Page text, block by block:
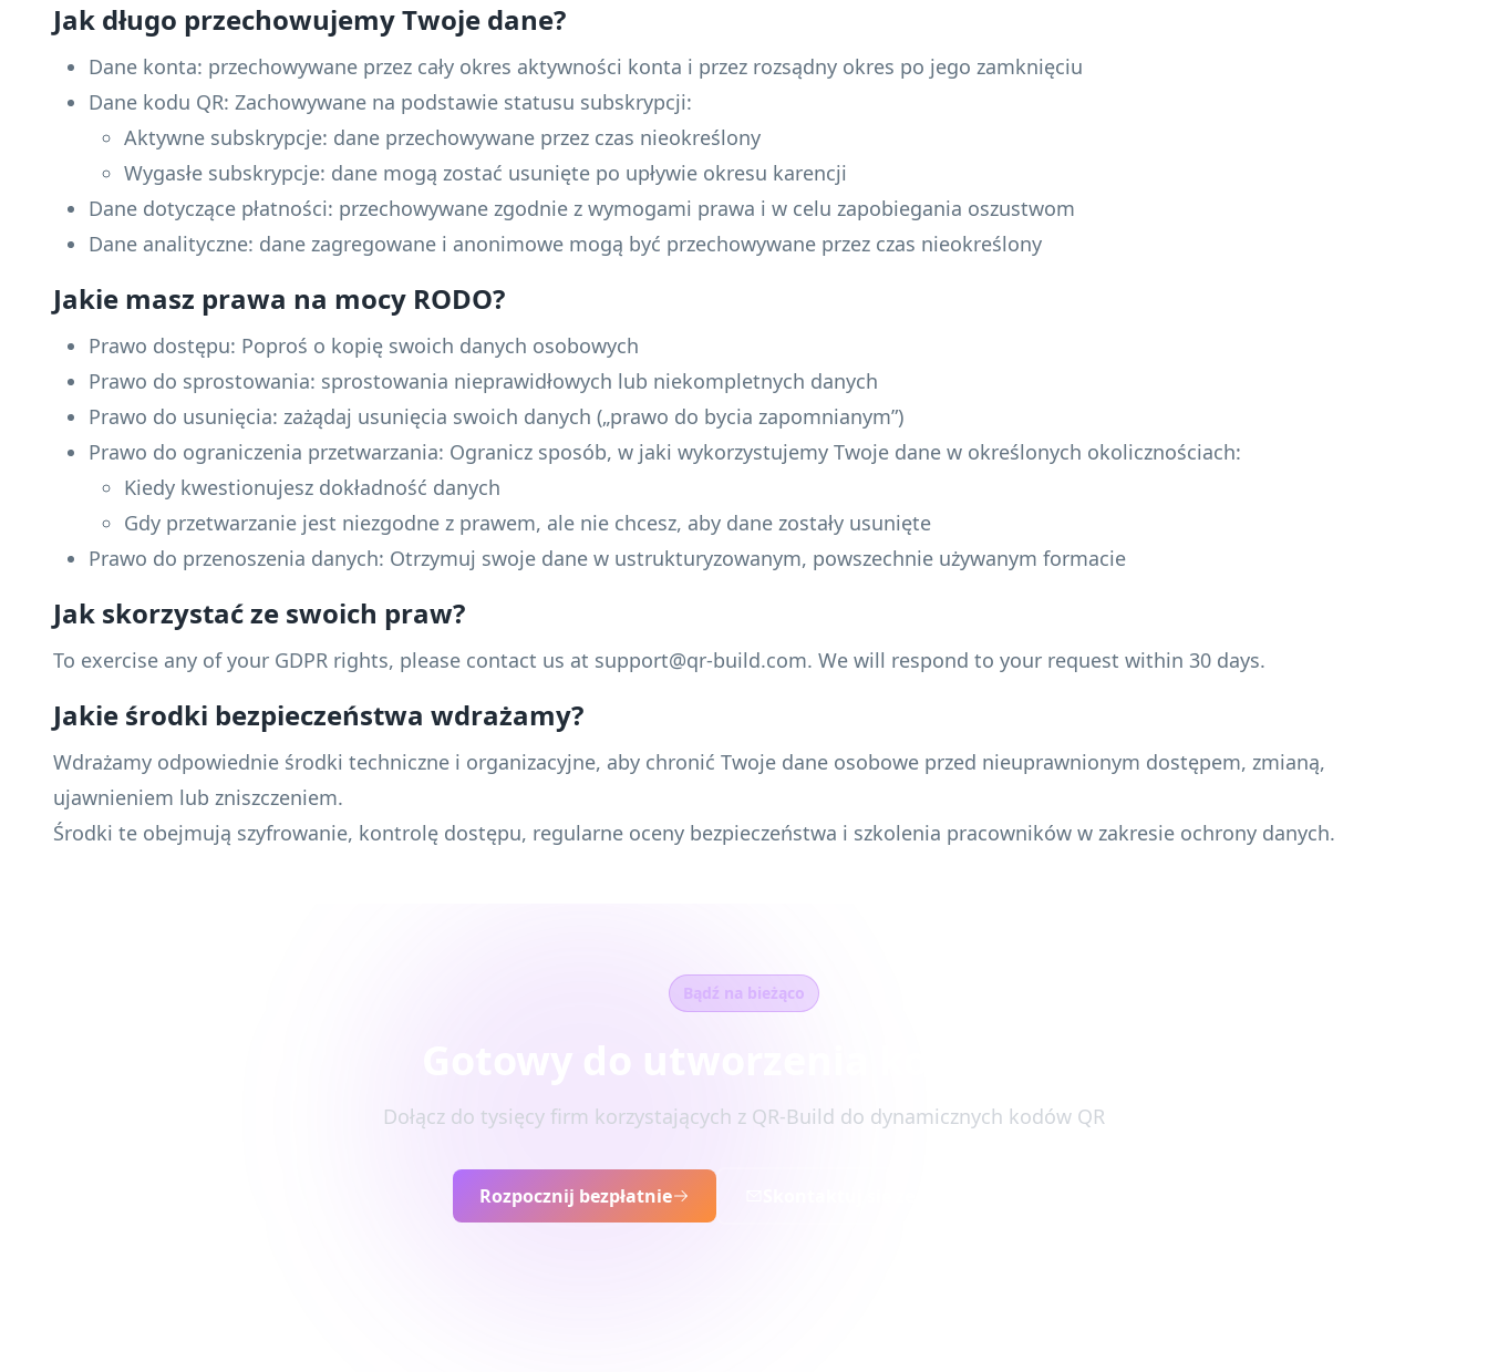
Jak długo przechowujemy Twoje dane?
Dane konta: przechowywane przez cały okres aktywności konta i przez rozsądny okres po jego zamknięciu
Dane kodu QR: Zachowywane na podstawie statusu subskrypcji:
Aktywne subskrypcje: dane przechowywane przez czas nieokreślony
Wygasłe subskrypcje: dane mogą zostać usunięte po upływie okresu karencji
Dane dotyczące płatności: przechowywane zgodnie z wymogami prawa i w celu zapobiegania oszustwom
Dane analityczne: dane zagregowane i anonimowe mogą być przechowywane przez czas nieokreślony
Jakie masz prawa na mocy RODO?
Prawo dostępu: Poproś o kopię swoich danych osobowych
Prawo do sprostowania: sprostowania nieprawidłowych lub niekompletnych danych
Prawo do usunięcia: zażądaj usunięcia swoich danych („prawo do bycia zapomnianym”)
Prawo do ograniczenia przetwarzania: Ogranicz sposób, w jaki wykorzystujemy Twoje dane w określonych okolicznościach:
Kiedy kwestionujesz dokładność danych
Gdy przetwarzanie jest niezgodne z prawem, ale nie chcesz, aby dane zostały usunięte
Prawo do przenoszenia danych: Otrzymuj swoje dane w ustrukturyzowanym, powszechnie używanym formacie
Jak skorzystać ze swoich praw?
To exercise any of your GDPR rights, please contact us at support@qr-build.com. We will respond to your request within 30 days.
Jakie środki bezpieczeństwa wdrażamy?
Wdrażamy odpowiednie środki techniczne i organizacyjne, aby chronić Twoje dane osobowe przed nieuprawnionym dostępem, zmianą,
ujawnieniem lub zniszczeniem.
Środki te obejmują szyfrowanie, kontrolę dostępu, regularne oceny bezpieczeństwa i szkolenia pracowników w zakresie ochrony danych.
Bądź na bieżąco
Dołącz do tysięcy firm korzystających z QR-Build do dynamicznych kodów QR
Rozpocznij bezpłatnie